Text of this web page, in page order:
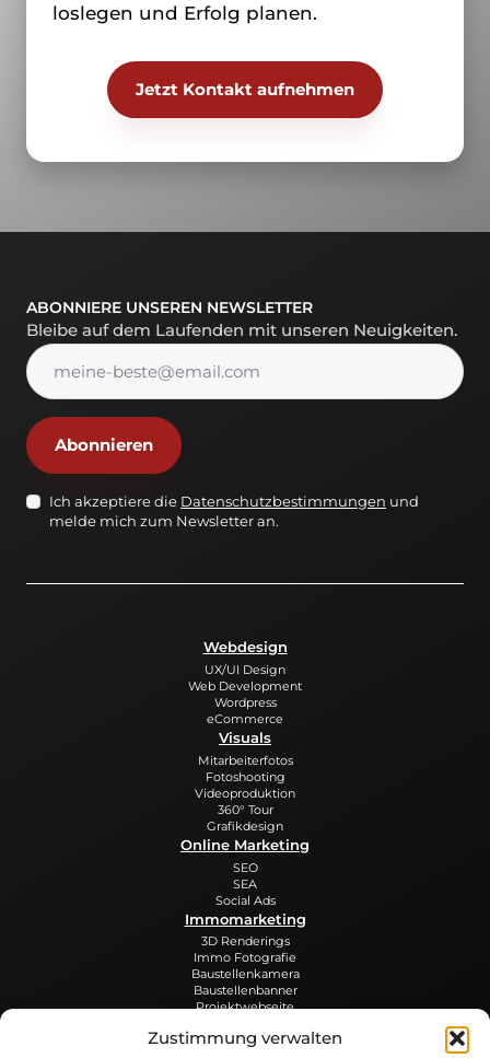
Zustimmung verwalten
loslegen und Erfolg planen.
Jetzt Kontakt aufnehmen
ABONNIERE UNSEREN NEWSLETTER
Bleibe auf dem Laufenden mit unseren Neuigkeiten.
Datenschutz-
Ich akzeptiere die Datenschutzbestimmungen und
melde mich zum Newsletter an.
Abonnieren
Webdesign
UX/UI Design
Web Development
Wordpress
eCommerce
Visuals
Mitarbeiterfotos
Fotoshooting
Videoproduktion
360° Tour
Grafikdesign
Online Marketing
SEO
SEA
Social Ads
Immomarketing
3D Renderings
Immo Fotografie
Baustellenkamera
Baustellenbanner
Projektwebseite
Visitenkarten